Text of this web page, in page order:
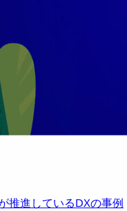
推進しているDXの事例